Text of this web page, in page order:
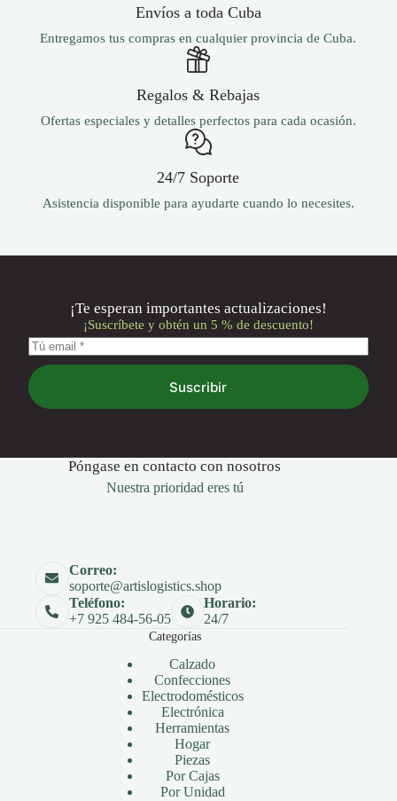
Envíos a toda Cuba
Entregamos tus compras en cualquier provincia de Cuba.
Regalos & Rebajas
Ofertas especiales y detalles perfectos para cada ocasión.
24/7 Soporte
Asistencia disponible para ayudarte cuando lo necesites.
¡Te esperan importantes actualizaciones!
¡Suscríbete y obtén un 5 % de descuento!
Suscribir
Póngase en contacto con nosotros
Nuestra prioridad eres tú
Correo:
soporte@artislogistics.shop
Teléfono:
+7 925 484-56-05
Horario:
24/7
Categorías
Calzado
Confecciones
Electrodomésticos
Electrónica
Herramientas
Hogar
Piezas
Por Cajas
Por Unidad